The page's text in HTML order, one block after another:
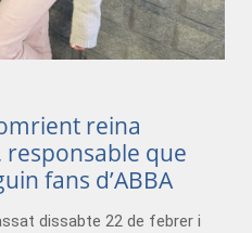
reina
responsable que
fans d’ABBA
dissabte 22 de febrer i